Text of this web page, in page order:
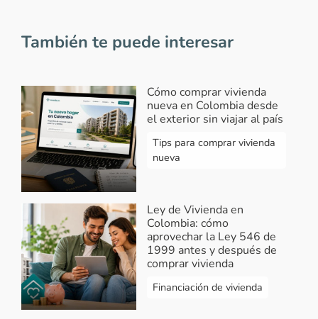
También te puede interesar
Cómo comprar vivienda
nueva en Colombia desde
el exterior sin viajar al país
Tips para comprar vivienda
nueva
Ley de Vivienda en
Colombia: cómo
aprovechar la Ley 546 de
1999 antes y después de
comprar vivienda
Financiación de vivienda